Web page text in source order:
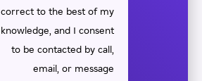
correct to the best of my
knowledge, and I consent
to be contacted by call,
email, or message